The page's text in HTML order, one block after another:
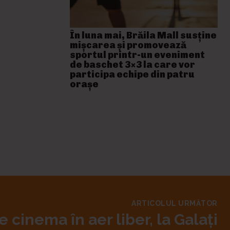
În luna mai, Brăila Mall susține
mişcarea și promovează
sportul printr-un eveniment
de baschet 3×3 la care vor
participa echipe din patru
orașe
ARTICOLUL URMĂTOR
cinema în aer liber, la Galaţi